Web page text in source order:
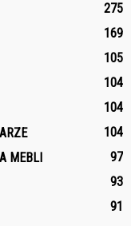
275
169
105
104
104
104
MEBLI
97
93
91